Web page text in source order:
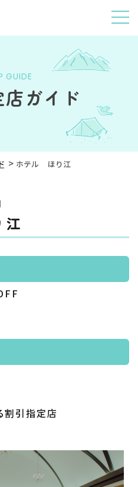
GUIDE
ガイド
ホテル ほり江
割引指定店